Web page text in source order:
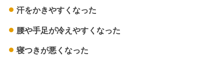
汗をかきやすくなった
腰や手足が冷えやすくなった
寝つきが悪くなった